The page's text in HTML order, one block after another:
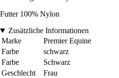
Futter 100% Nylon
Zusätzliche Informationen
Marke
Premier Equine
Farbe
schwarz
Farbe
Schwarz
Geschlecht
Frau